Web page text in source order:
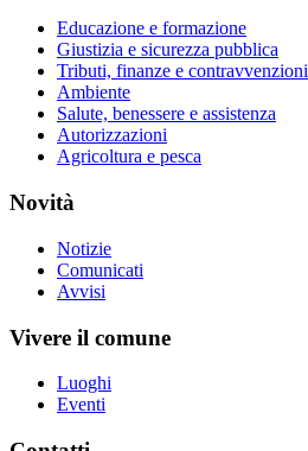
Educazione e formazione
Giustizia e sicurezza pubblica
Tributi, finanze e contravvenzioni
Ambiente
Salute, benessere e assistenza
Autorizzazioni
Agricoltura e pesca
Novità
Notizie
Comunicati
Avvisi
Vivere il comune
Luoghi
Eventi